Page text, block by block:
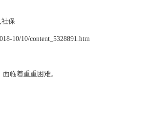
10/10/content_5328891.htm
临着重重困难。